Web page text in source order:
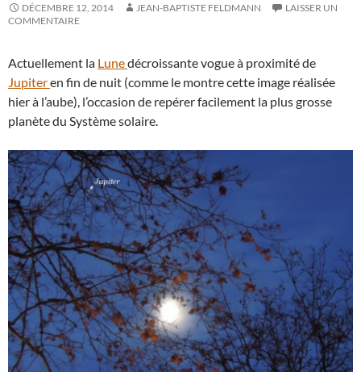
DÉCEMBRE 12, 2014 JEAN-BAPTISTE FELDMANN
LAISSER UN
COMMENTAIRE
Actuellement la Lunedécroissante vogue à proximité de
Jupiteren fin de nuit (comme le montre cette image réalisée
hier à l’aube), l’occasion de repérer facilement la plus grosse
planète du Système solaire.